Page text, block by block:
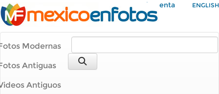
Mi Cuenta ENGLISH
Modernas
Antiguas
Antiguos